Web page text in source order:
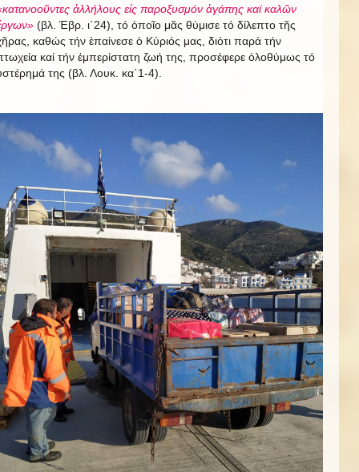
ἀλλήλους εἰς παροξυσμόν ἀγάπης καί καλῶν
(βλ. Ἑβρ. ι΄24), τό ὁποῖο μᾶς θύμισε τό δίλεπτο τῆς
καθώς τήν ἐπαίνεσε ὁ Κύριός μας, διότι παρά τήν
καί τήν ἐμπερίστατη ζωή της, προσέφερε ὁλοθύμως τό
της (βλ. Λουκ. κα΄1-4).